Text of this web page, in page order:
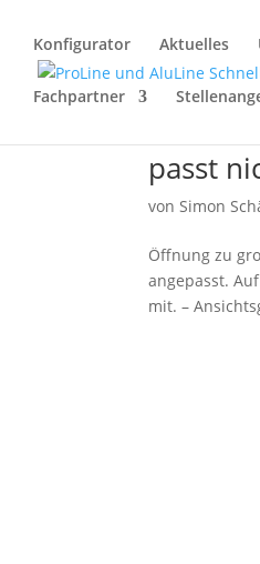
Konfigurator Aktuelles
Fachpartner
passt
vonSimon
Öffnung zu
angepasst.
mit. –